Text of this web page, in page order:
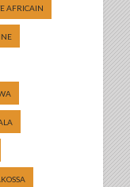
AFRICAIN